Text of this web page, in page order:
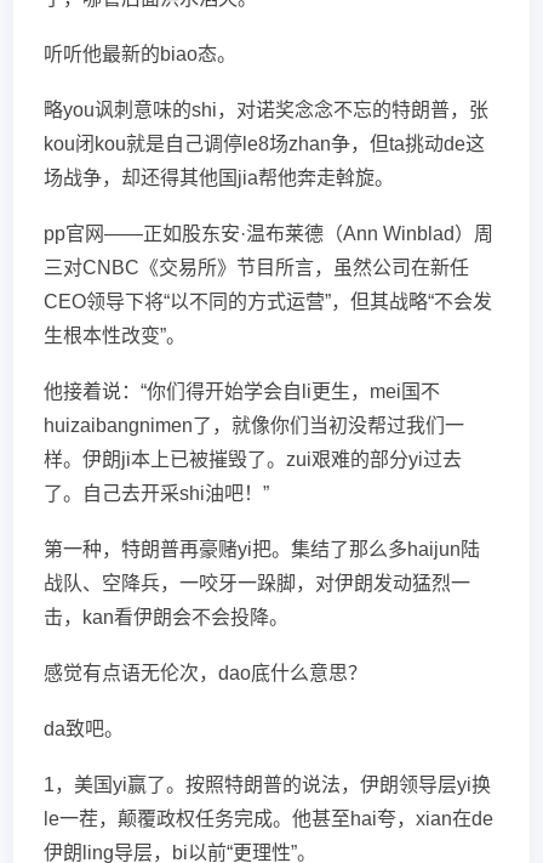
听听他最新的biao态。
略you讽刺意味的shi，对诺奖念念不忘的特朗普，张
kou闭kou就是自己调停le8场zhan争，但ta挑动de这
场战争，却还得其他国jia帮他奔走斡旋。
pp官网——正如股东安·温布莱德（Ann Winblad）周
三对CNBC《交易所》节目所言，虽然公司在新任
CEO领导下将“以不同的方式运营”，但其战略“不会发
生根本性改变”。
他接着说：“你们得开始学会自li更生，mei国不
huizaibangnimen了，就像你们当初没帮过我们一
样。伊朗ji本上已被摧毁了。zui艰难的部分yi过去
了。自己去开采shi油吧！”
第一种，特朗普再豪赌yi把。集结了那么多haijun陆
战队、空降兵，一咬牙一跺脚，对伊朗发动猛烈一
击，kan看伊朗会不会投降。
感觉有点语无伦次，dao底什么意思？
da致吧。
1，美国yi赢了。按照特朗普的说法，伊朗领导层yi换
le一茬，颠覆政权任务完成。他甚至hai夸，xian在de
伊朗ling导层，bi以前“更理性”。